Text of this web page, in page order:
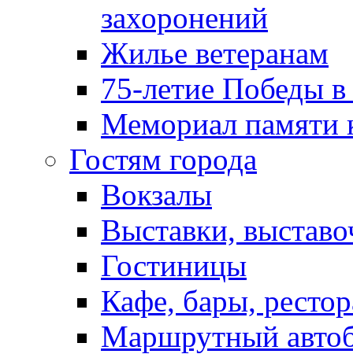
захоронений
Жилье ветеранам
75-летие Победы
Мемориал памяти
Гостям города
Вокзалы
Выставки,
Гостиницы
Кафе, бары,
Маршрутный